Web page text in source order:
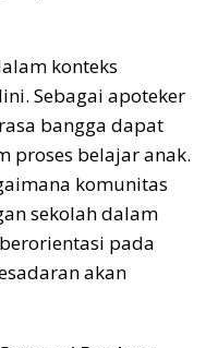
konteks
Sebagai apoteker
bangga dapat
proses belajar anak.
komunitas
sekolah dalam
pada
akan